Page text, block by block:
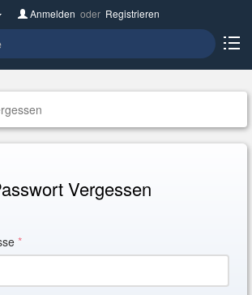
Anmelden oder Registrieren
Vergessen
*